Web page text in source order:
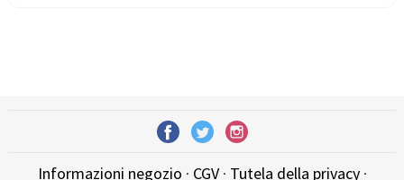
Informazioni negozio · CGV· Tutela della privacy·